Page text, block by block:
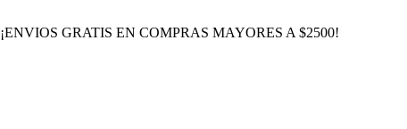
¡ENVIOS GRATIS EN COMPRAS MAYORES A $2500!